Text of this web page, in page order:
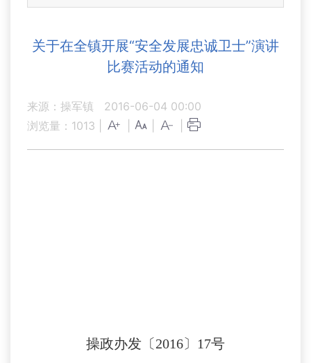
关于在全镇开展“安全发展忠诚卫士”演讲
比赛活动的通知
来源：操军镇
2016-06-04 00:00
浏览量： 1013
操政办发〔 2016〕 17号